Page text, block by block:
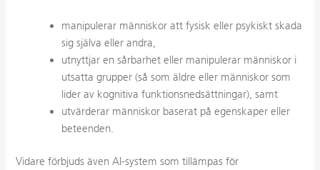
manipulerar människor att fysisk eller psykiskt skada
sig själva eller andra,
utnyttjar en sårbarhet eller manipulerar människor i
utsatta grupper (så som äldre eller människor som
lider av kognitiva funktionsnedsättningar), samt
utvärderar människor baserat på egenskaper eller
beteenden.
Vidare förbjuds även AI-system som tillämpas för